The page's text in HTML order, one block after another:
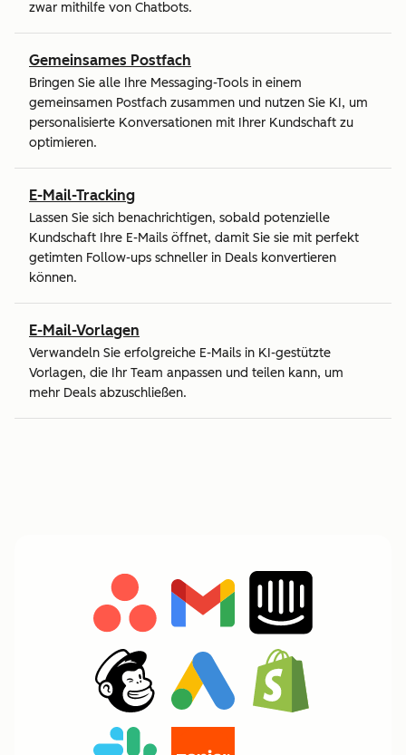
zwar mithilfe von Chatbots.
Gemeinsames Postfach
Bringen Sie alle Ihre Messaging-Tools in einem
gemeinsamen Postfach zusammen und nutzen Sie KI, um
personalisierte Konversationen mit Ihrer Kundschaft zu
optimieren.
E-Mail-Tracking
Lassen Sie sich benachrichtigen, sobald potenzielle
Kundschaft Ihre E-Mails öffnet, damit Sie sie mit perfekt
getimten Follow-ups schneller in Deals konvertieren
können.
E-Mail-Vorlagen
Verwandeln Sie erfolgreiche E-Mails in KI-gestützte
Vorlagen, die Ihr Team anpassen und teilen kann, um
mehr Deals abzuschließen.